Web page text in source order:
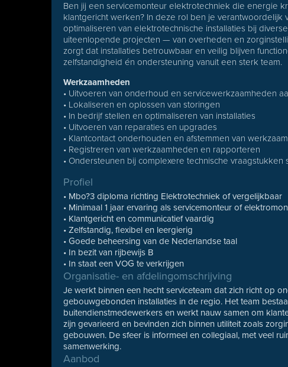
Ben jij een servicemonteur elektrotechniek die energie
klantgericht werken? In deze rol ben je
optimaliseren van elektrotechnische installaties bij
uiteenlopende projecten — van overheden en
zorgt dat installaties betrouwbaar en veilig blijven
zelfstandigheid én ondersteuning vanuit een sterk team.
Werkzaamheden
• Uitvoeren van onderhoud en servicewerkzaamheden
• Lokaliseren en oplossen van storingen
• In bedrijf stellen en optimaliseren van installaties
• Uitvoeren van reparaties en upgrades
• Klantcontact onderhouden en afstemmen van
• Registreren van werkzaamheden en rapporteren
• Ondersteunen bij complexere technische vraagstukken
Profiel
• Mbo?3 diploma richting Elektrotechniek of vergelijkbaar
• Minimaal 1 jaar ervaring als servicemonteur of
• Klantgericht en communicatief vaardig
• Zelfstandig, flexibel en leergierig
• Goede beheersing van de Nederlandse taal
• In bezit van rijbewijs B
• In staat een VOG te verkrijgen
Organisatie- en afdelingomschrijving
Je werkt binnen een hecht serviceteam dat zich richt op
gebouwgebonden installaties in de regio. Het team
buitendienstmedewerkers en werkt nauw samen om
zijn gevarieerd en bevinden zich binnen utiliteit zoals
gebouwen. De sfeer is informeel en collegiaal, met veel
samenwerking.
Aanbod